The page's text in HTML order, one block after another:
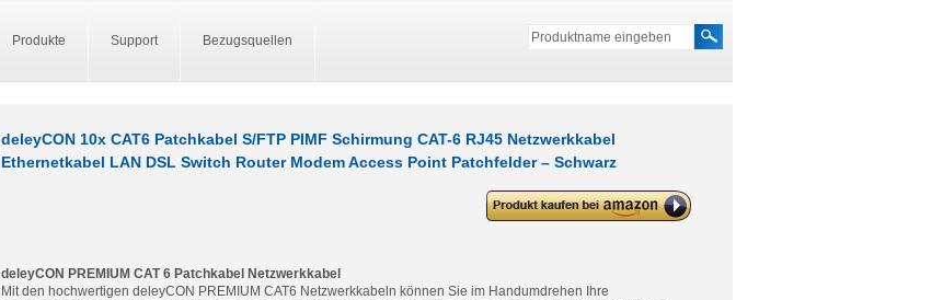
Produkte Support Bezugsquellen
deleyCON 10x CAT6 Patchkabel S/FTP PIMF Schirmung CAT-6 RJ45 Netzwerkkabel
Ethernetkabel LAN DSL Switch Router Modem Access Point Patchfelder – Schwarz
deleyCON 10x CAT6 Patchkabel
S/FTP PIMF Schirmung CAT-6
Patchfelder – Schwarz
deleyCON PREMIUM CAT 6 Patchkabel Netzwerkkabel
Mit den hochwertigen deleyCON PREMIUM CAT6 Netzwerkkabeln können Sie im Handumdrehen Ihre